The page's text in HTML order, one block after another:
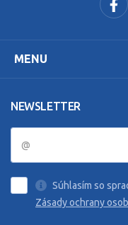
MENU
NEWSLETTER
Súhlasím so
Zásady ochrany